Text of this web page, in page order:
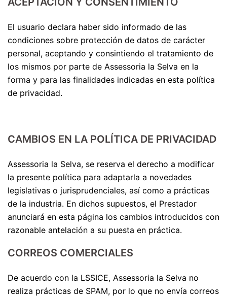
El usuario declara haber sido informado de las
condiciones sobre protección de datos de carácter
personal, aceptando y consintiendo el tratamiento de
los mismos por parte de Assessoria la Selva en la
forma y para las finalidades indicadas en esta política
de privacidad.
CAMBIOS EN LA POLÍTICA DE PRIVACIDAD
Assessoria la Selva, se reserva el derecho a modificar
la presente política para adaptarla a novedades
legislativas o jurisprudenciales, así como a prácticas
de la industria. En dichos supuestos, el Prestador
anunciará en esta página los cambios introducidos con
razonable antelación a su puesta en práctica.
CORREOS COMERCIALES
De acuerdo con la LSSICE, Assessoria la Selva no
realiza prácticas de SPAM, por lo que no envía correos